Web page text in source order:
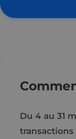
Du 4 au 31
transactions